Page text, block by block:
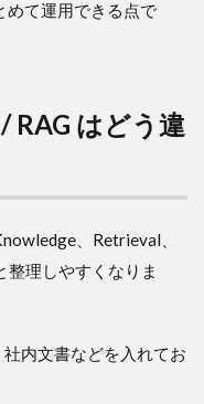
めて運用できる点で
RAG はどう違
、Retrieval、
整理しやすくなりま
内文書などを入れてお